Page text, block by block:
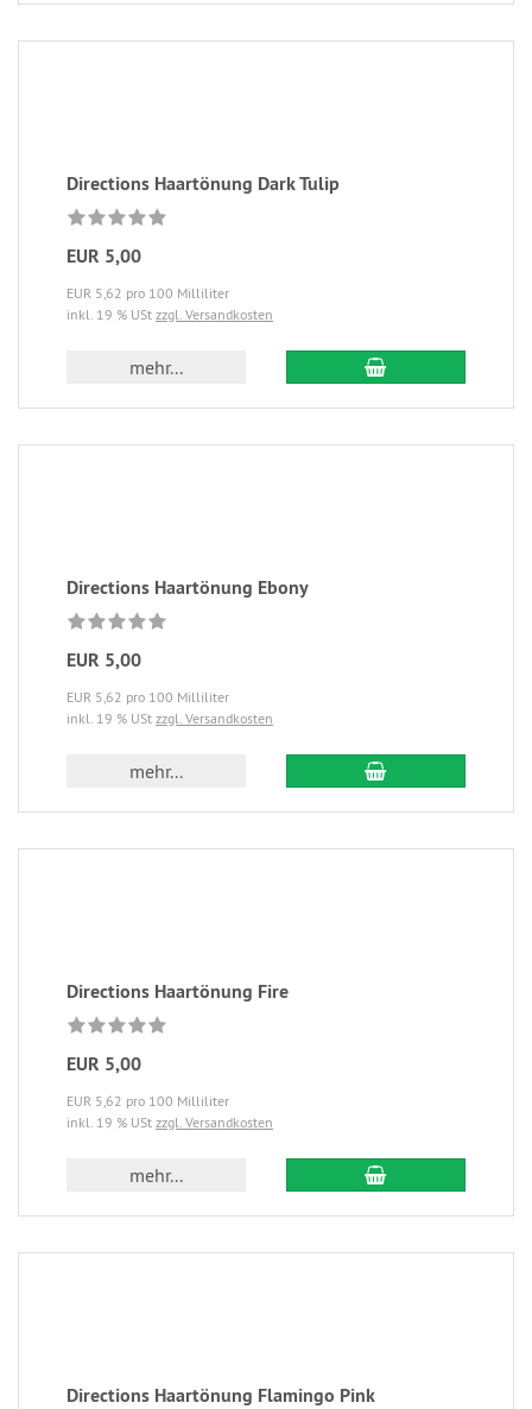
Directions Haartönung Dark Tulip
EUR 5,00
EUR 5,62 pro 100 Milliliter
inkl. 19 % USt zzgl. Versandkosten
mehr...
Directions Haartönung Ebony
EUR 5,00
EUR 5,62 pro 100 Milliliter
inkl. 19 % USt zzgl. Versandkosten
mehr...
Directions Haartönung Fire
EUR 5,00
EUR 5,62 pro 100 Milliliter
inkl. 19 % USt zzgl. Versandkosten
mehr...
Directions Haartönung Flamingo Pink